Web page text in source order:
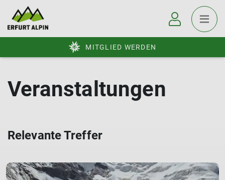
MITGLIED WERDEN
Veranstaltungen
Relevante Treffer